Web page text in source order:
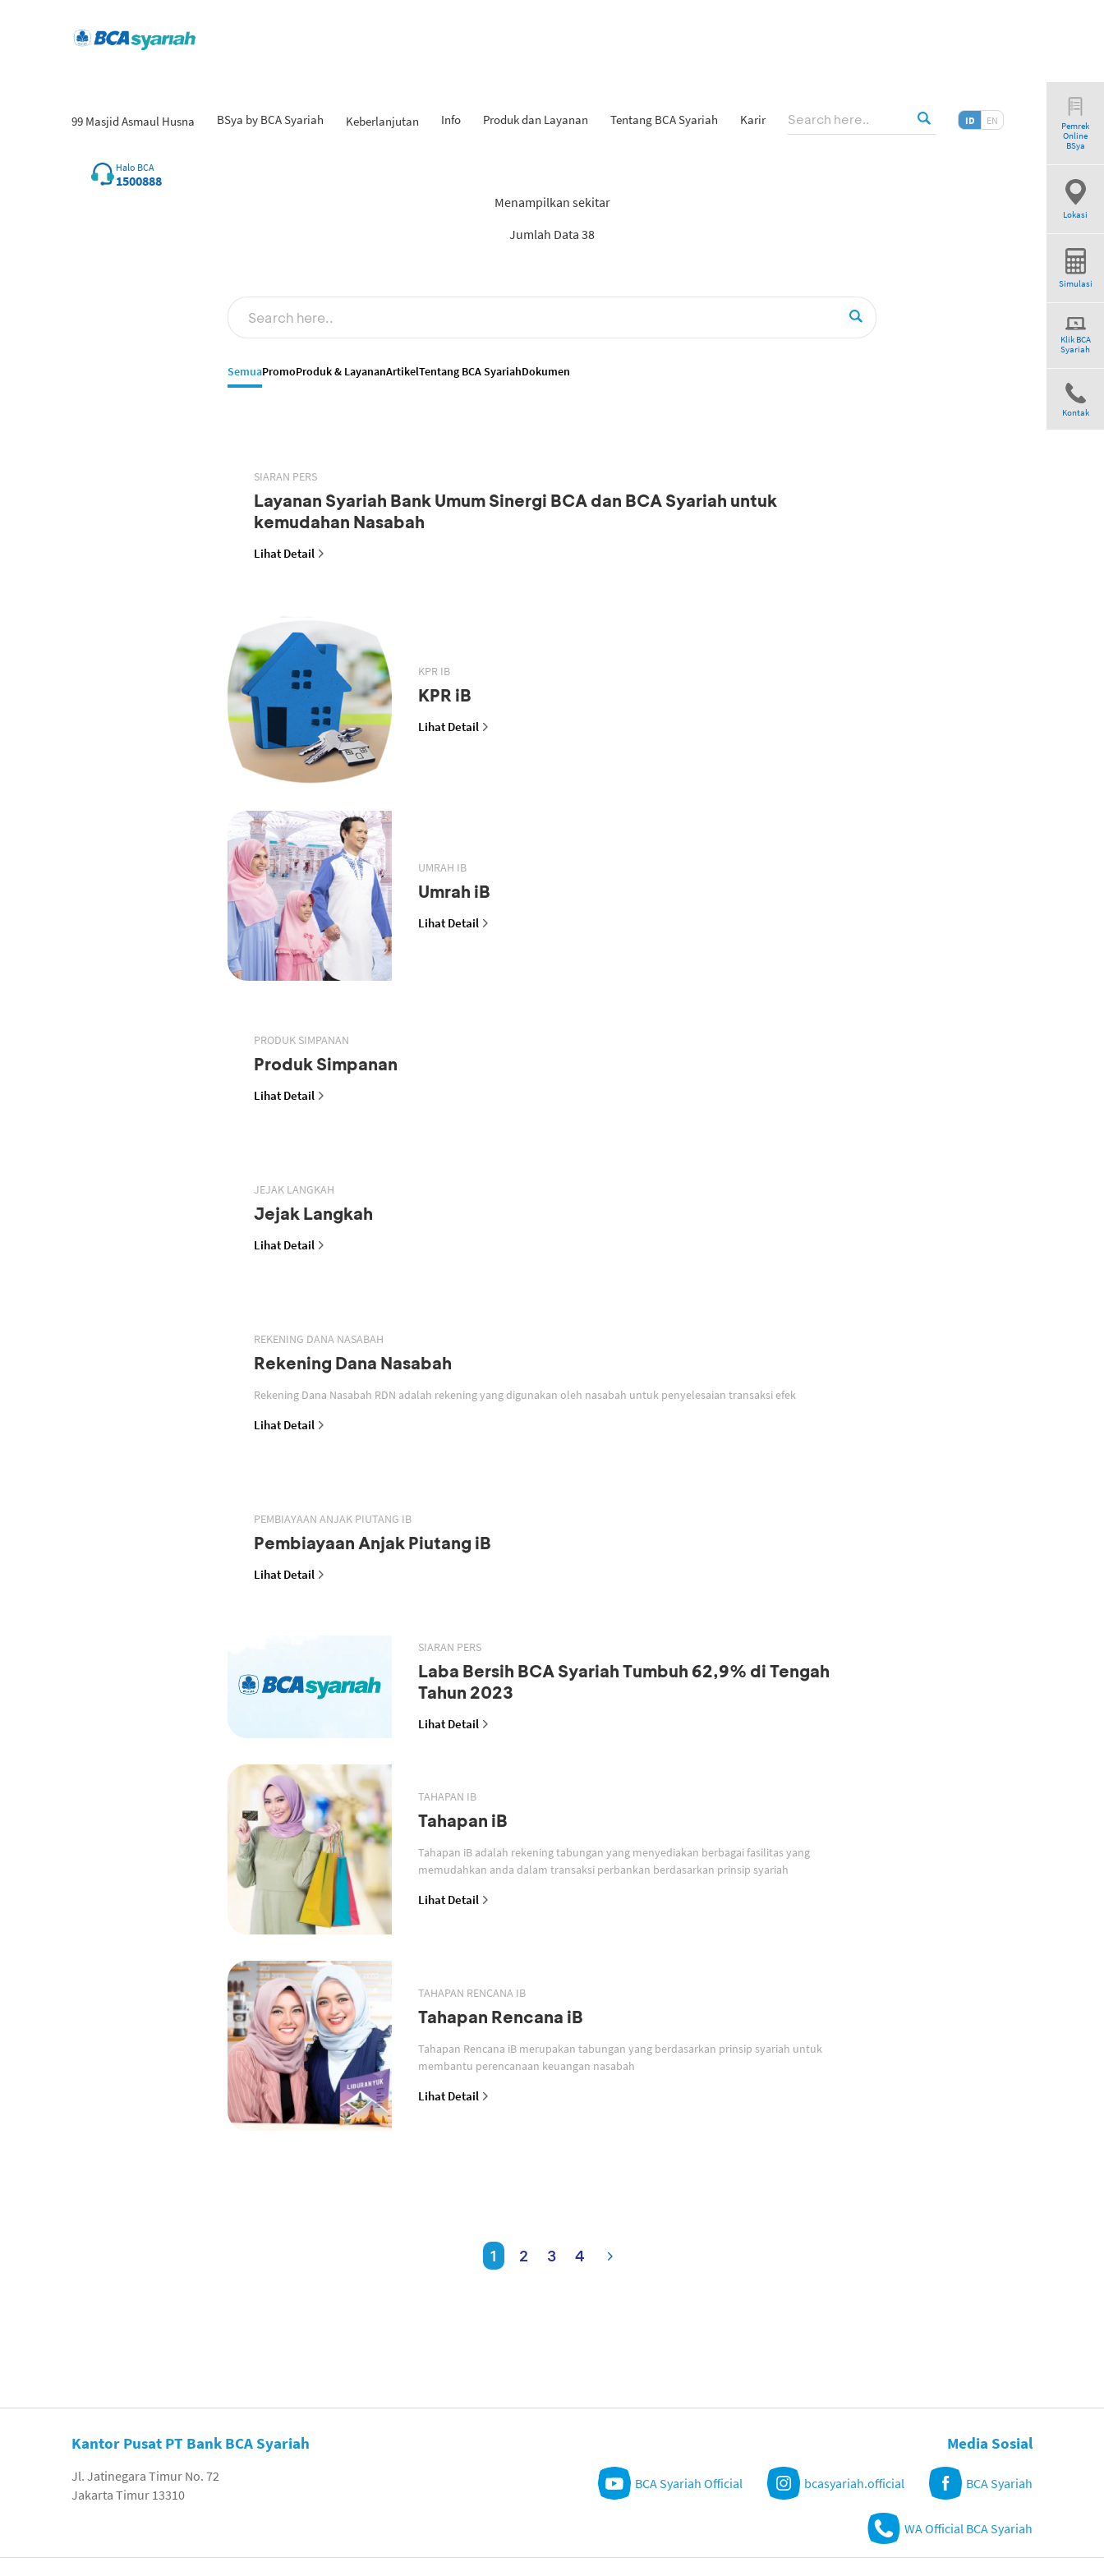
99 Masjid Asmaul Husna BSya by BCA Syariah Keberlanjutan Info Produk dan Layanan Tentang BCA Syariah Karir ID EN
Halo BCA
1500888
Pemrek
Online
BSya
Lokasi
Simulasi
Klik BCA
Syariah
Kontak
Menampilkan sekitar
Jumlah Data 38
SemuaPromoProduk & LayananArtikelTentang BCA SyariahDokumen
SIARAN PERS
Layanan Syariah Bank Umum Sinergi BCA dan BCA Syariah untuk
kemudahan Nasabah
Lihat Detail
KPR IB
KPR iB
Lihat Detail
UMRAH IB
Umrah iB
Lihat Detail
PRODUK SIMPANAN
Produk Simpanan
Lihat Detail
JEJAK LANGKAH
Jejak Langkah
Lihat Detail
REKENING DANA NASABAH
Rekening Dana Nasabah
Rekening Dana Nasabah RDN adalah rekening yang digunakan oleh nasabah untuk penyelesaian transaksi efek
Lihat Detail
PEMBIAYAAN ANJAK PIUTANG IB
Pembiayaan Anjak Piutang iB
Lihat Detail
SIARAN PERS
Laba Bersih BCA Syariah Tumbuh 62,9% di Tengah
Tahun 2023
Lihat Detail
TAHAPAN IB
Tahapan iB
Tahapan iB adalah rekening tabungan yang menyediakan berbagai fasilitas yang
memudahkan anda dalam transaksi perbankan berdasarkan prinsip syariah
Lihat Detail
TAHAPAN RENCANA IB
Tahapan Rencana iB
Tahapan Rencana iB merupakan tabungan yang berdasarkan prinsip syariah untuk
membantu perencanaan keuangan nasabah
Lihat Detail
1 2 3 4
Kantor Pusat PT Bank BCA Syariah
Jl. Jatinegara Timur No. 72
Jakarta Timur 13310
Media Sosial
BCA Syariah Official bcasyariah.official BCA Syariah
WA Official BCA Syariah